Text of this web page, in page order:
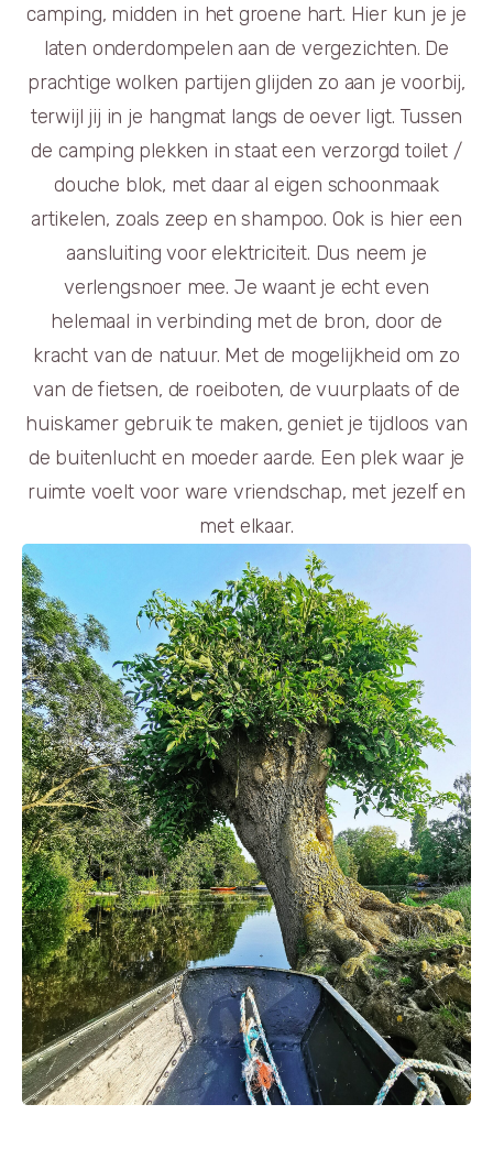
camping, midden in het groene hart. Hier kun je je
laten onderdompelen aan de vergezichten. De
prachtige wolken partijen glijden zo aan je voorbij,
terwijl jij in je hangmat langs de oever ligt. Tussen
de camping plekken in staat een verzorgd toilet /
douche blok, met daar al eigen schoonmaak
artikelen, zoals zeep en shampoo. Ook is hier een
aansluiting voor elektriciteit. Dus neem je
verlengsnoer mee. Je waant je echt even
helemaal in verbinding met de bron, door de
kracht van de natuur. Met de mogelijkheid om zo
van de fietsen, de roeiboten, de vuurplaats of de
huiskamer gebruik te maken, geniet je tijdloos van
de buitenlucht en moeder aarde. Een plek waar je
ruimte voelt voor ware vriendschap, met jezelf en
met elkaar.